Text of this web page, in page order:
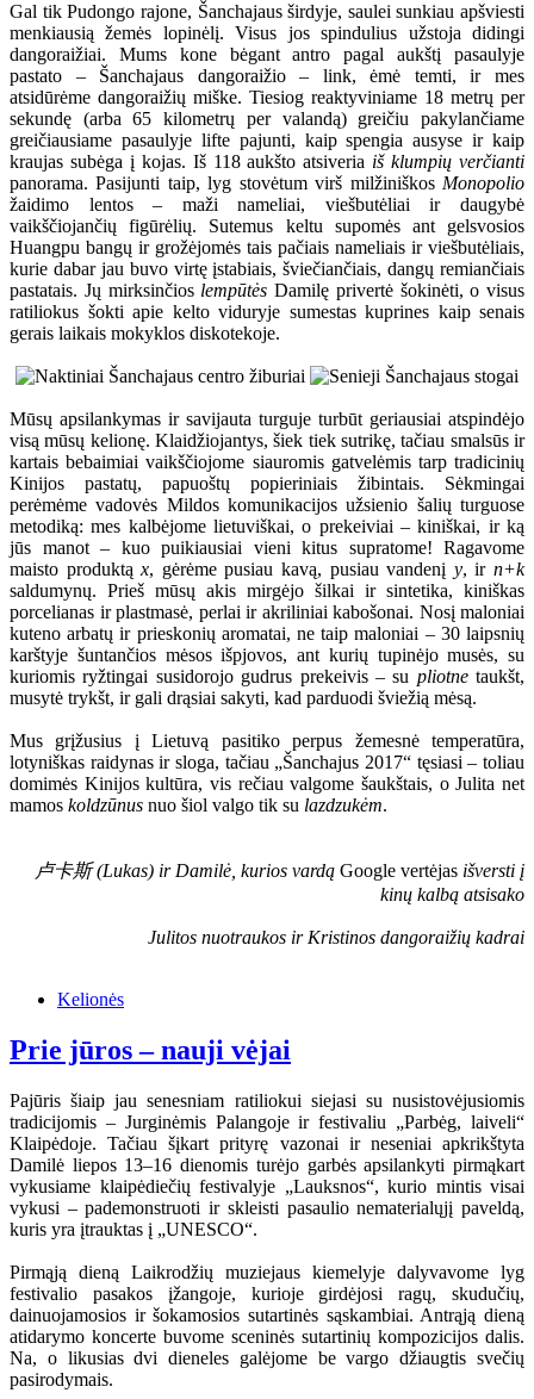
Gal tik Pudongo rajone, Šanchajaus širdyje, saulei sunkiau apšviesti
menkiausią žemės lopinėlį. Visus jos spindulius užstoja didingi
dangoraižiai. Mums kone bėgant antro pagal aukštį pasaulyje
pastato – Šanchajaus dangoraižio – link, ėmė temti, ir mes
atsidūrėme dangoraižių miške. Tiesiog reaktyviniame 18 metrų per
sekundę (arba 65 kilometrų per valandą) greičiu pakylančiame
greičiausiame pasaulyje lifte pajunti, kaip spengia ausyse ir kaip
kraujas subėga į kojas. Iš 118 aukšto atsiveria iš klumpių verčianti
panorama. Pasijunti taip, lyg stovėtum virš milžiniškos Monopolio
žaidimo lentos – maži nameliai, viešbutėliai ir daugybė
vaikščiojančių figūrėlių. Sutemus keltu supomės ant gelsvosios
Huangpu bangų ir grožėjomės tais pačiais nameliais ir viešbutėliais,
kurie dabar jau buvo virtę įstabiais, šviečiančiais, dangų remiančiais
pastatais. Jų mirksinčios lempūtės Damilę privertė šokinėti, o visus
ratiliokus šokti apie kelto viduryje sumestas kuprines kaip senais
gerais laikais mokyklos diskotekoje.
Mūsų apsilankymas ir savijauta turguje turbūt geriausiai atspindėjo
visą mūsų kelionę. Klaidžiojantys, šiek tiek sutrikę, tačiau smalsūs ir
kartais bebaimiai vaikščiojome siauromis gatvelėmis tarp tradicinių
Kinijos pastatų, papuoštų popieriniais žibintais. Sėkmingai
perėmėme vadovės Mildos komunikacijos užsienio šalių turguose
metodiką: mes kalbėjome lietuviškai, o prekeiviai – kiniškai, ir ką
jūs manot – kuo puikiausiai vieni kitus supratome! Ragavome
maisto produktąx, gėrėme pusiau kavą, pusiau vandenį y, irn+k
saldumynų. Prieš mūsų akis mirgėjo šilkai ir sintetika, kiniškas
porcelianas ir plastmasė, perlai ir akriliniai kabošonai. Nosį maloniai
kuteno arbatų ir prieskonių aromatai, ne taip maloniai – 30 laipsnių
karštyje šuntančios mėsos išpjovos, ant kurių tupinėjo musės, su
kuriomis ryžtingai susidorojo gudrus prekeivis – su pliotnetaukšt,
musytė trykšt, ir gali drąsiai sakyti, kad parduodi šviežią mėsą.
Mus grįžusius į Lietuvą pasitiko perpus žemesnė temperatūra,
lotyniškas raidynas ir sloga, tačiau „Šanchajus 2017“ tęsiasi – toliau
domimės Kinijos kultūra, vis rečiau valgome šaukštais, o Julita net
mamos koldzūnus nuo šiol valgo tik su lazdzukėm.
卢卡斯 (Lukas) ir Damilė, kurios vardą Google vertėjas išversti į
kinų kalbą atsisako
Julitos nuotraukos ir Kristinos dangoraižių kadrai
Kelionės
Prie jūros – nauji vėjai
Pajūris šiaip jau senesniam ratiliokui siejasi su nusistovėjusiomis
tradicijomis – Jurginėmis Palangoje ir festivaliu „Parbėg, laiveli“
Klaipėdoje. Tačiau šįkart prityrę vazonai ir neseniai apkrikštyta
Damilė liepos 13–16 dienomis turėjo garbės apsilankyti pirmąkart
vykusiame klaipėdiečių festivalyje „Lauksnos“, kurio mintis visai
vykusi – pademonstruoti ir skleisti pasaulio nematerialųjį paveldą,
kuris yra įtrauktas į „UNESCO“.
Pirmąją dieną Laikrodžių muziejaus kiemelyje dalyvavome lyg
festivalio pasakos įžangoje, kurioje girdėjosi ragų, skudučių,
dainuojamosios ir šokamosios sutartinės sąskambiai. Antrąją dieną
atidarymo koncerte buvome sceninės sutartinių kompozicijos dalis.
Na, o likusias dvi dieneles galėjome be vargo džiaugtis svečių
pasirodymais.